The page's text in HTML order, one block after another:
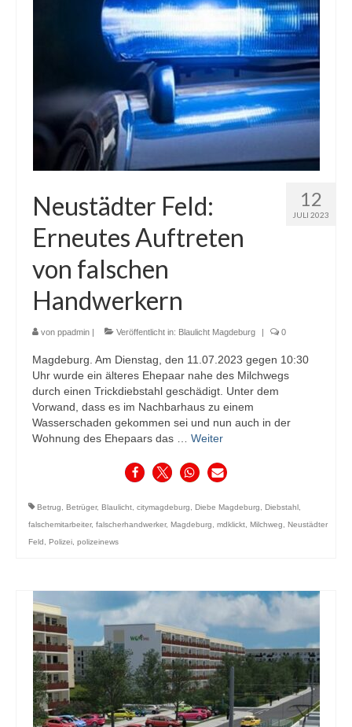
12
JULI 2023
Neustädter Feld:
Erneutes Auftreten
von falschen
Handwerkern
von ppadmin Veröffentlicht in: Blaulicht Magdeburg 0
Magdeburg. Am Dienstag, den 11.07.2023 gegen 10:30
Uhr wurde ein älteres Ehepaar nahe des Milchwegs
durch einen Trickdiebstahl geschädigt. Unter dem
Vorwand, dass es im Nachbarhaus zu einem
Wasserschaden gekommen sei und nun auch in der
Wohnung des Ehepaars das … Weiter
Betrug, Betrüger, Blaulicht, citymagdeburg, Diebe Magdeburg, Diebstahl ,
falschemitarbeiter, falscherhandwerker, Magdeburg, mdklickt, Milchweg, Neustädter
Feld , Polizei, polizeinews